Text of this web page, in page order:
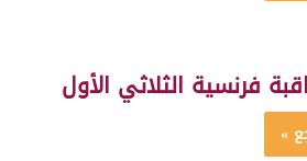
فرنسية الثلاثي الأول
»